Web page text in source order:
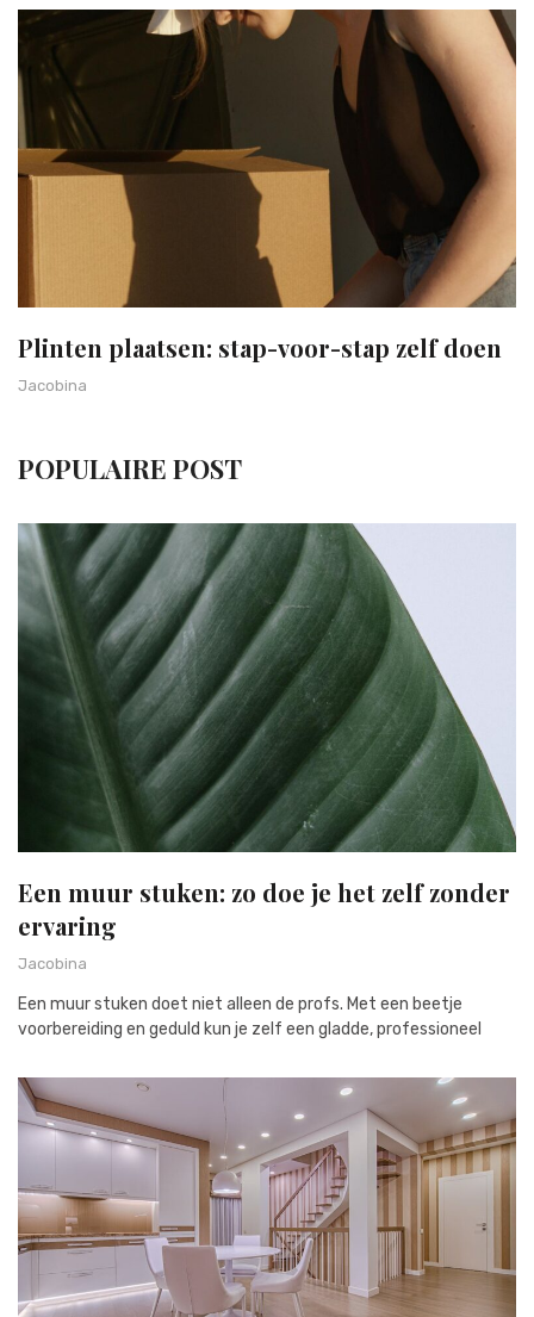
Plinten plaatsen: stap-voor-stap zelf doen
Jacobina
POPULAIRE POST
Een muur stuken: zo doe je het zelf zonder
ervaring
Jacobina
Een muur stuken doet niet alleen de profs. Met een beetje
voorbereiding en geduld kun je zelf een gladde, professioneel